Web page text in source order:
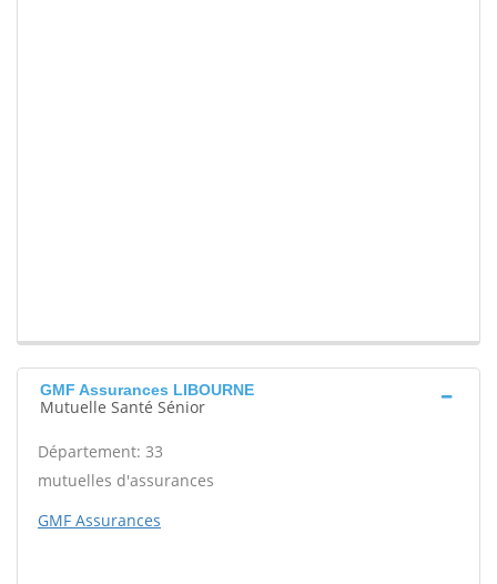
GMF Assurances LIBOURNE
Mutuelle Santé Sénior
Département: 33
mutuelles d'assurances
GMF Assurances